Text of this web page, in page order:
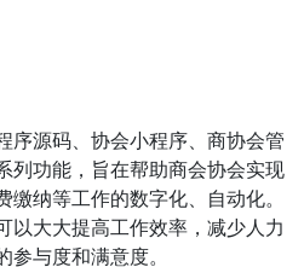
序源码、协会小程序、商协会管
列功能，旨在帮助商会协会实现
纳等工作的数字化、自动化。
以大大提高工作效率，减少人力
与度和满意度。